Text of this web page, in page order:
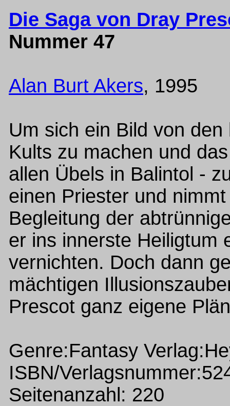
Die Saga von Dray
Nummer 47
Alan Burt Akers, 1995
Um sich ein Bild von
Kults zu machen und
allen Übels in Balintol -
einen Priester und
Begleitung der
er ins innerste Heiligtum
vernichten. Doch dann
mächtigen
Prescot ganz eigene
Genre:Fantasy
ISBN/
Seitenanzahl: 220